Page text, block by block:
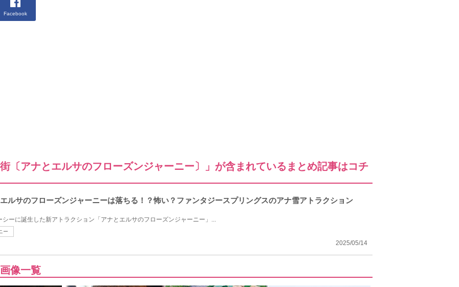
Facebook
〔アナとエルサのフローズンジャーニー〕」が含まれているまとめ記事はコチ
エルサのフローズンジャーニーは落ちる！？怖い？ファンタジースプリングスのアナ雪アトラクション
ーに誕生した新アトラクション「アナとエルサのフローズンジャーニー」...
ー
2025/05/14
像一覧